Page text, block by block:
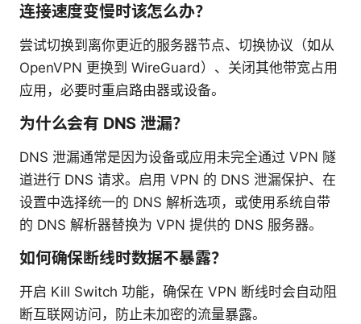
连接速度变慢时该怎么办？
尝试切换到离你更近的服务器节点、切换协议（如从
OpenVPN 更换到 WireGuard）、关闭其他带宽占用
应用，必要时重启路由器或设备。
为什么会有 DNS 泄漏？
DNS 泄漏通常是因为设备或应用未完全通过 VPN 隧
道进行 DNS 请求。启用 VPN 的 DNS 泄漏保护、在
设置中选择统一的 DNS 解析选项，或使用系统自带
的 DNS 解析器替换为 VPN 提供的 DNS 服务器。
如何确保断线时数据不暴露？
开启 Kill Switch 功能，确保在 VPN 断线时会自动阻
断互联网访问，防止未加密的流量暴露。